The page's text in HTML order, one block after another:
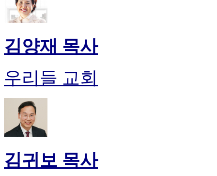
시
간
출
김양재 목사
우리들 교회
김귀보 목사